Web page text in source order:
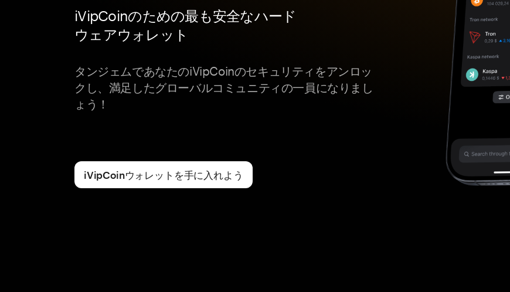
iVipCoinのための最も安全なハード
ウェアウォレット
タンジェムであなたのiVipCoinのセキュリティをアンロッ
クし、満足したグローバルコミュニティの一員になりまし
ょう！
iVipCoinウォレットを手に入れよう